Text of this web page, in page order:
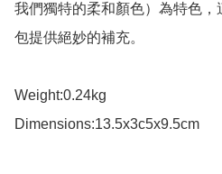
我們獨特的柔和顏色）為特色
包提供絕妙的補充。
Weight:0.24kg
Dimensions:13.5x3c5x9.5cm